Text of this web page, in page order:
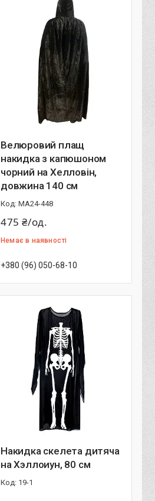
Велюровий плащ
накидка з капюшоном
чорний на Хелловін,
довжина 140 см
MA24-448
475 ₴/од.
Немає в наявності
+380 (96) 050-68-10
Накидка скелета дитяча
на Хэллоиун, 80 см
19-1